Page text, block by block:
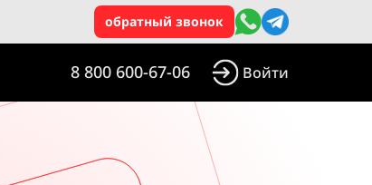
обратный звонок
8 800 600-67-06 Войти